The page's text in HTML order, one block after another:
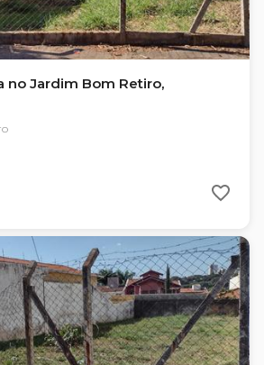
no Jardim Bom Retiro,